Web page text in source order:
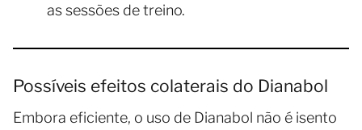
as sessões de treino.
Possíveis efeitos colaterais do Dianabol
Embora eficiente, o uso de Dianabol não é isento